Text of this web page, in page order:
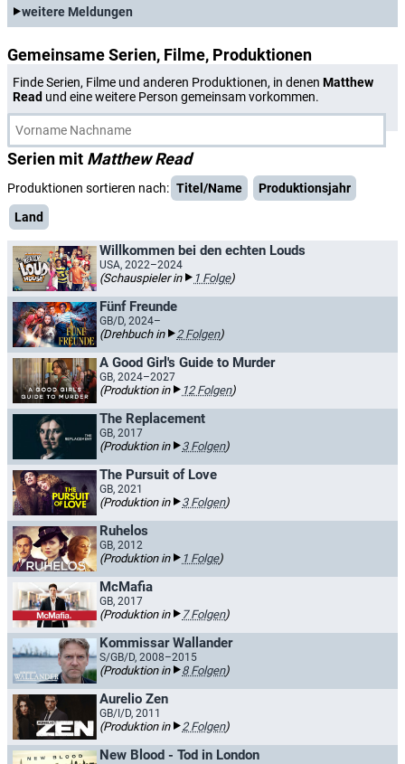
weitere Meldungen
Gemeinsame Serien, Filme, Produktionen
Finde Serien, Filme und anderen Produktionen, in denen Matthew
Read und eine weitere Person gemeinsam vorkommen.
Serien mit Matthew Read
Produktionen sortieren nach: Titel/Name
Produktionsjahr
Land
Willkommen bei den echten Louds
USA, 2022–2024
(Schauspieler in 1 Folge)
Fünf Freunde
GB/D, 2024–
(Drehbuch in 2 Folgen)
A Good Girl's Guide to Murder
GB, 2024–2027
(Produktion in 12 Folgen)
The Replacement
GB, 2017
(Produktion in 3 Folgen)
The Pursuit of Love
GB, 2021
(Produktion in 3 Folgen)
Ruhelos
GB, 2012
(Produktion in 1 Folge)
McMafia
GB, 2017
(Produktion in 7 Folgen)
Kommissar Wallander
S/GB/D, 2008–2015
(Produktion in 8 Folgen)
Aurelio Zen
GB/I/D, 2011
(Produktion in 2 Folgen)
New Blood - Tod in London